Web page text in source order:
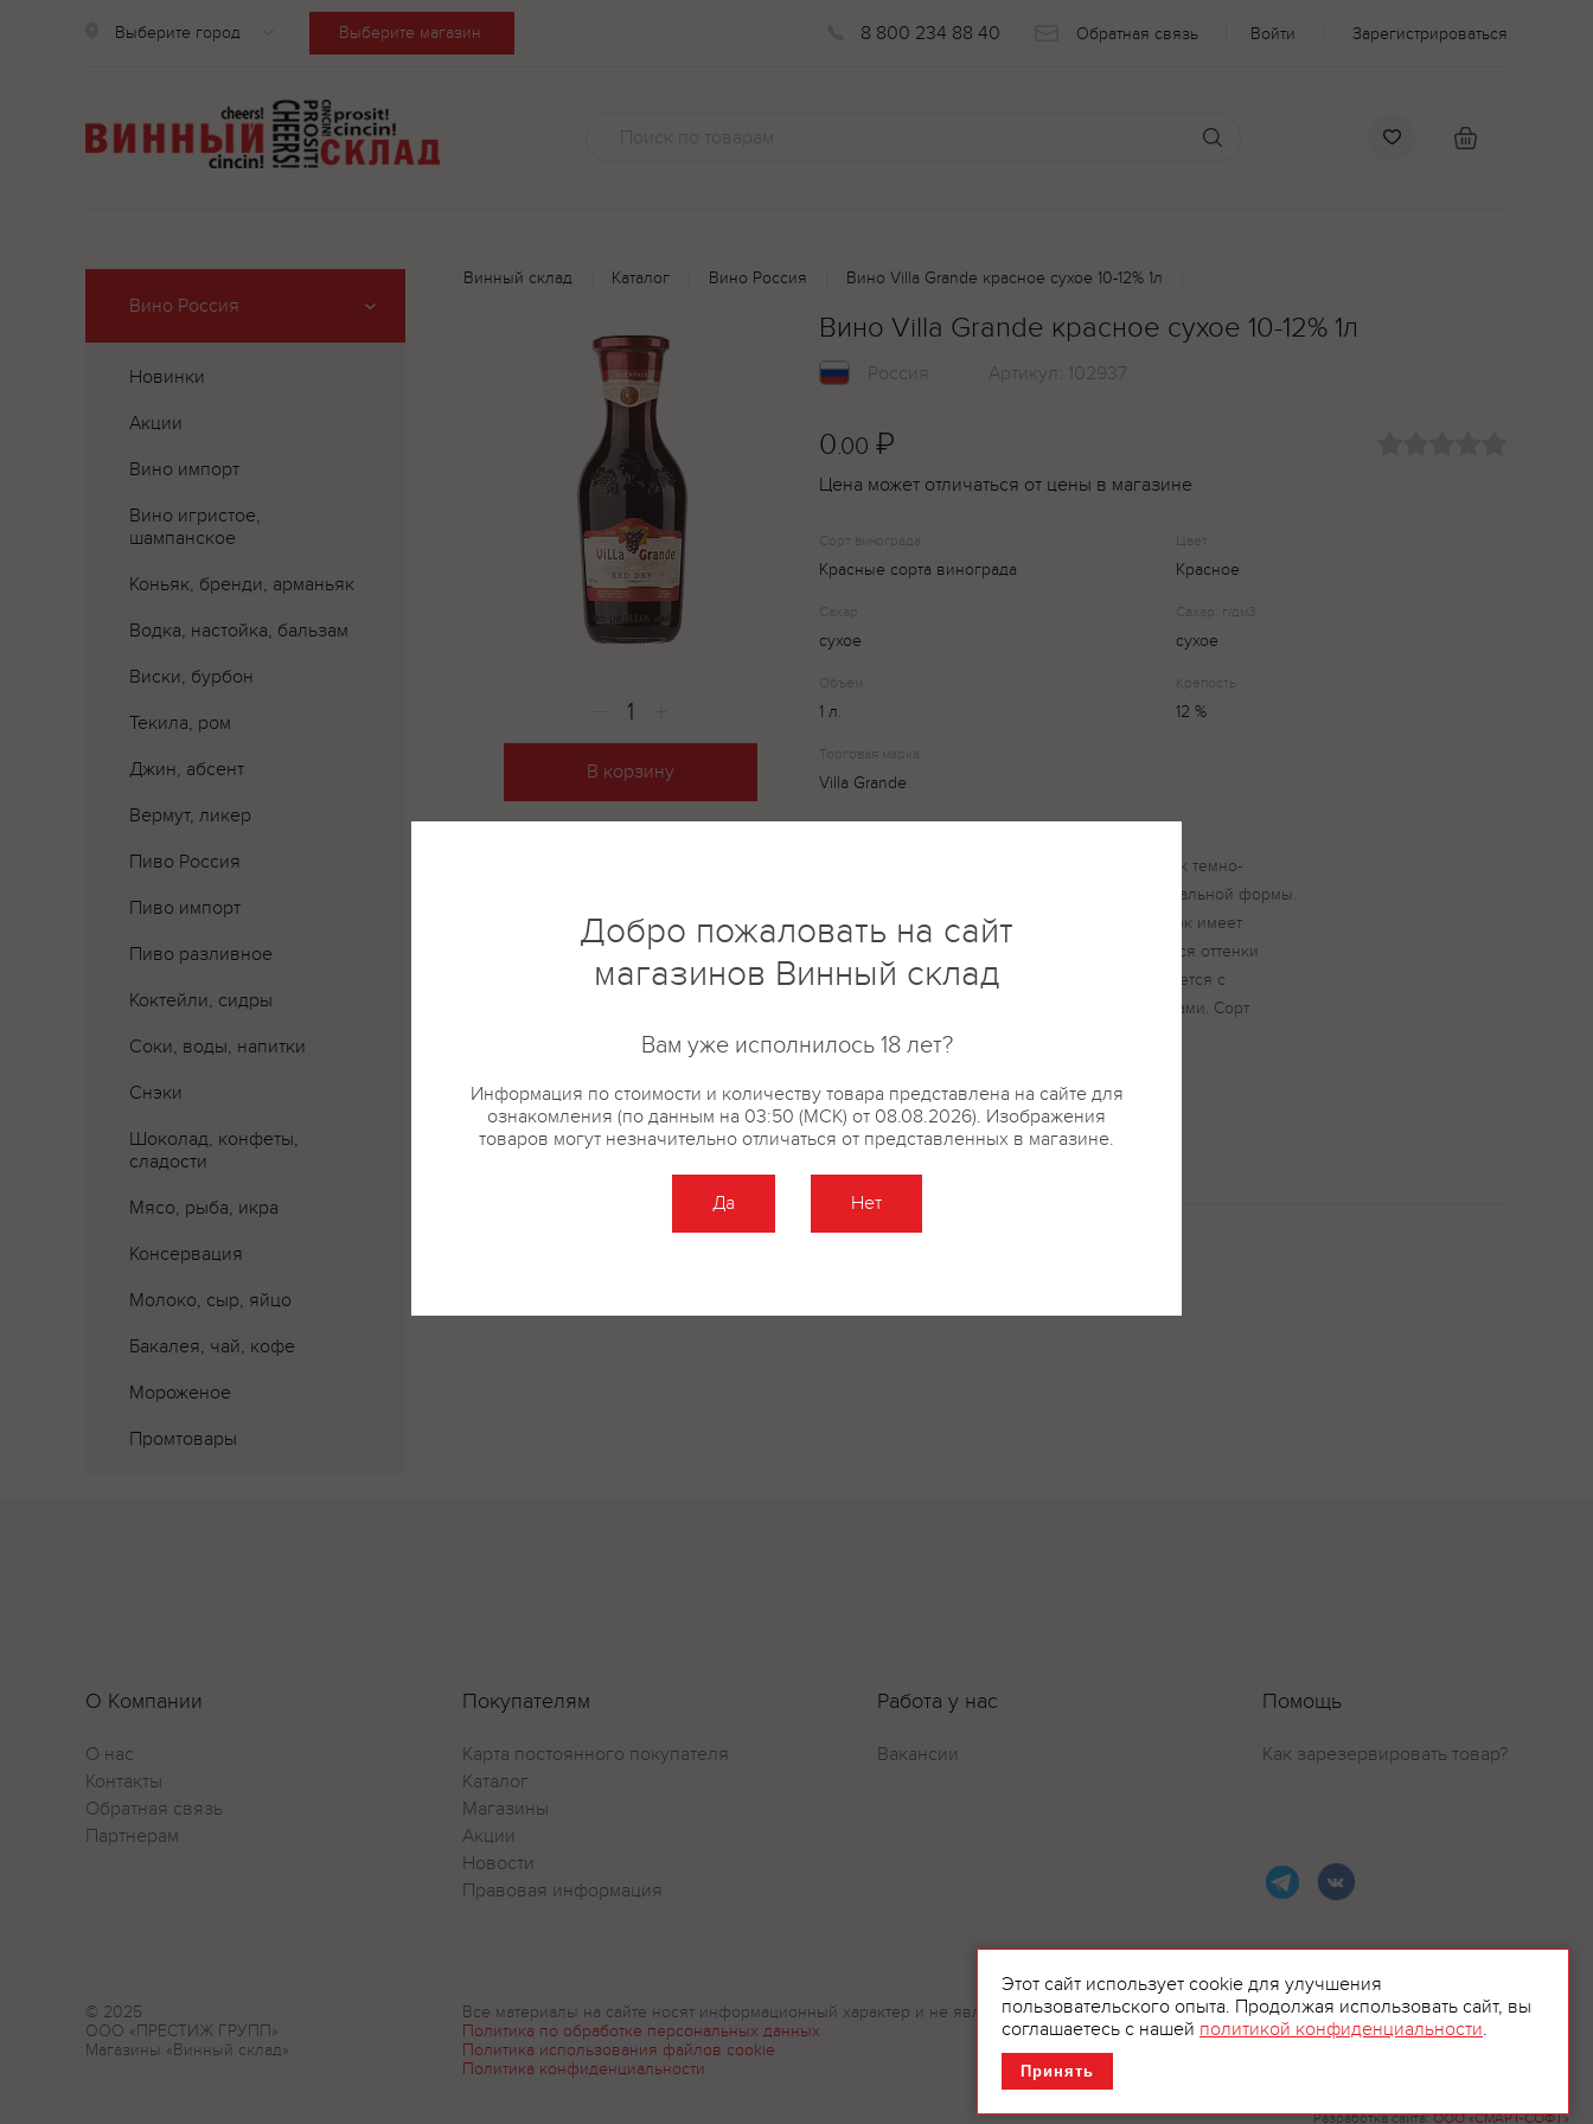
Выберите город Выберите магазин 8 800 234 88 40 Обратная связь Войти Зарегистрироваться
Вино Россия
Новинки
Акции
Вино импорт
Вино игристое,
шампанское
Коньяк, бренди, арманьяк
Водка, настойка, бальзам
Виски, бурбон
Текила, ром
Джин, абсент
Вермут, ликер
Пиво Россия
Пиво импорт
Пиво разливное
Коктейли, сидры
Соки, воды, напитки
Снэки
Шоколад, конфеты,
сладости
Мясо, рыба, икра
Консервация
Молоко, сыр, яйцо
Бакалея, чай, кофе
Мороженое
Промтовары
Винный склад Каталог Вино Россия Вино Villa Grande красное сухое 10-12% 1л
В корзину
Вино Villa Grande красное сухое 10-12% 1л
Россия Артикул: 102937
0.00 ₽
Цена может отличаться от цены в магазине
Сорт винограда
Красные сорта винограда
Цвет
Красное
Сахар
сухое
Сахар, г/дм3
сухое
Объем
1 л.
Крепость
12 %
Торговая марка
Villa Grande
Красное сухое вино Вилла Гранде - это напиток темно-
рубинового цвета, разлитый в бутылки оригинальной формы.
Его крепость составляет 10-12 градусов. Напиток имеет
мягкий вкус, в котором 0гармонично сочетаются оттенки
винограда, сливы и чернослива. Напиток подается с
блюдами из красного мяса, колбасами и салатами. Сорт
винограда: Красные сорта винограда.
Описание Отзывы
Разработка сайта:ООО «СМАРТ-СОФТ»
О Компании
О нас
Контакты
Обратная связь
Партнерам
Покупателям
Карта постоянного покупателя
Каталог
Магазины
Акции
Новости
Правовая информация
Работа у нас
Вакансии
Помощь
Как зарезервировать товар?
© 2025
ООО «ПРЕСТИЖ ГРУПП»
Магазины «Винный склад»
Все материалы на сайте носят информационный характер и не являются рекламой.
Политика по обработке персональных данных
Политика использования файлов cookie
Политика конфиденциальности
Этот сайт использует cookie для улучшения
пользовательского опыта. Продолжая использовать сайт, вы
соглашаетесь с нашей политикой конфиденциальности.
Принять
Добро пожаловать на сайт
магазинов Винный склад
Вам уже исполнилось 18 лет?
Информация по стоимости и количеству товара представлена на сайте для
ознакомления (по данным на 03:50 (МСК) от 08.08.2026). Изображения
товаров могут незначительно отличаться от представленных в магазине.
Да Нет